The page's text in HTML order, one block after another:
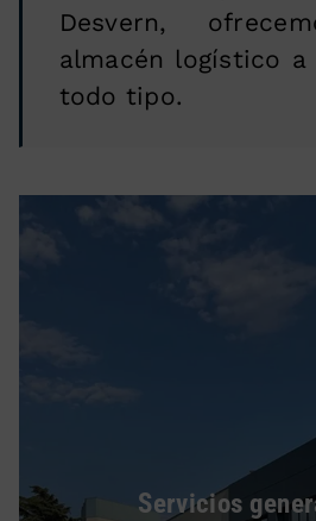
Desvern,
almacén logístico a
todo tipo.
Servicios